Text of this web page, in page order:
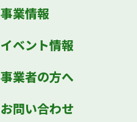
事業情報
イベント情報
事業者の方へ
お問い合わせ